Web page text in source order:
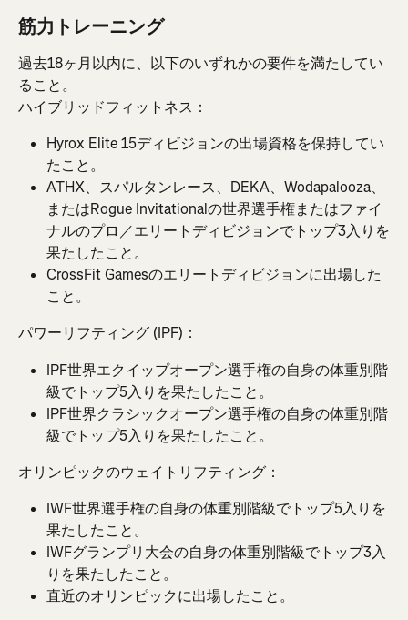
筋力トレーニング
過去18ヶ月以内に、以下のいずれかの要件を満たしてい
ること。
ハイブリッドフィットネス：
Hyrox Elite 15ディビジョンの出場資格を保持してい
たこと。
ATHX、スパルタンレース、DEKA、Wodapalooza、
またはRogue Invitationalの世界選手権またはファイ
ナルのプロ／エリートディビジョンでトップ3入りを
果たしたこと。
CrossFit Gamesのエリートディビジョンに出場した
こと。
パワーリフティング (IPF)：
IPF世界エクイップオープン選手権の自身の体重別階
級でトップ5入りを果たしたこと。
IPF世界クラシックオープン選手権の自身の体重別階
級でトップ5入りを果たしたこと。
オリンピックのウェイトリフティング：
IWF世界選手権の自身の体重別階級でトップ5入りを
果たしたこと。
IWFグランプリ大会の自身の体重別階級でトップ3入
りを果たしたこと。
直近のオリンピックに出場したこと。